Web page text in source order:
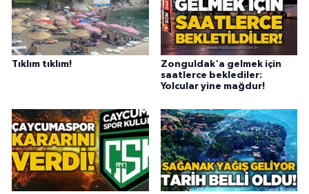
Tıklım tıklım!
Zonguldak'a gelmek için
saatlerce beklediler:
Yolcular yine mağdur!